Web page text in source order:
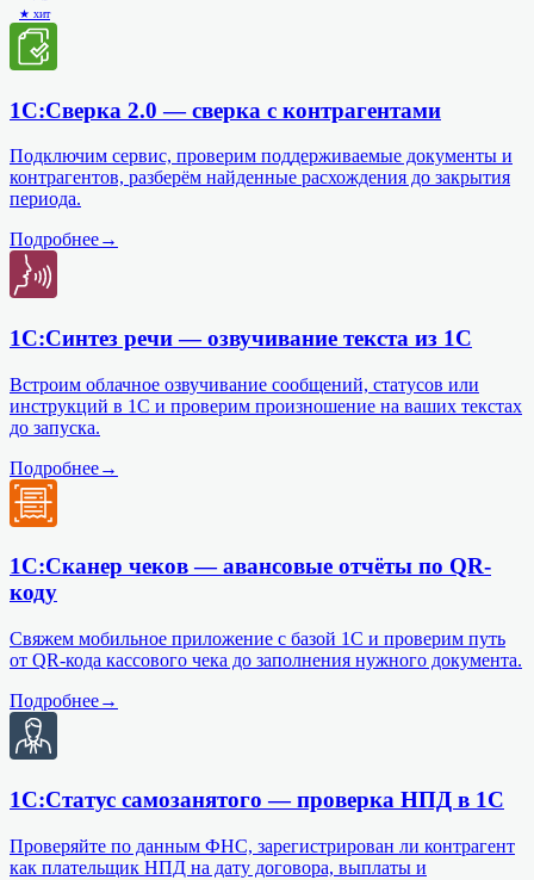
★ хит
1С:Сверка 2.0 — сверка с контрагентами
Подключим сервис, проверим поддерживаемые документы и
контрагентов, разберём найденные расхождения до закрытия
периода.
Подробнее→
1С:Синтез речи — озвучивание текста из 1С
Встроим облачное озвучивание сообщений, статусов или
инструкций в 1С и проверим произношение на ваших текстах
до запуска.
Подробнее→
1С:Сканер чеков — авансовые отчёты по QR-
коду
Свяжем мобильное приложение с базой 1С и проверим путь
от QR-кода кассового чека до заполнения нужного документа.
Подробнее→
1С:Статус самозанятого — проверка НПД в 1С
Проверяйте по данным ФНС, зарегистрирован ли контрагент
как плательщик НПД на дату договора, выплаты и